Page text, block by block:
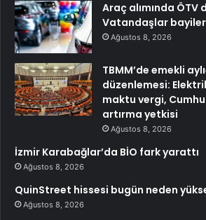
Araç alımında ÖTV
Vatandaşlar
Ağustos 8, 2026
TBMM’de emekli
düzenlemesi:
maktu vergi,
artırma yetkisi
Ağustos 8, 2026
İzmir Karabağlar’da BİO fark yarattı
Ağustos 8, 2026
QuinStreet hissesi bugün neden
Ağustos 8, 2026